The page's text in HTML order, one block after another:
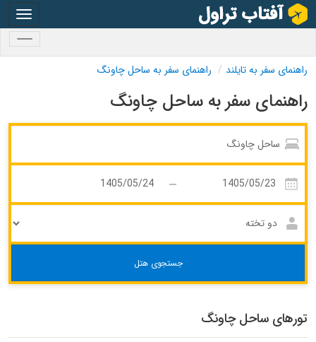
راهنمای سفر به تایلند راهنمای سفر به ساحل چاونگ
راهنمای سفر به ساحل چاونگ
جستجوی هتل
تورهای ساحل چاونگ